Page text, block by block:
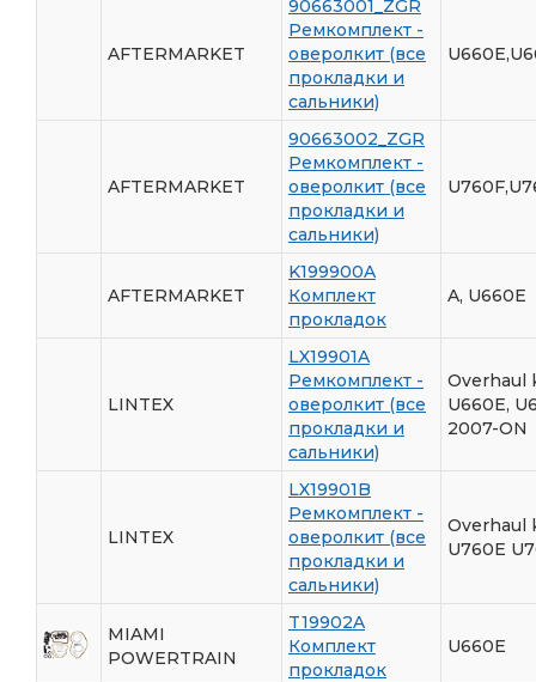
AFTERMARKET
90663001_ZGR
Ремкомплект -
оверолкит (все
прокладки и
сальники)
AFTERMARKET
90663002_ZGR
Ремкомплект -
оверолкит (все
прокладки и
сальники)
AFTERMARKET
K199900A
Комплект
прокладок
A, U660E
LINTEX
LX19901A
Ремкомплект -
оверолкит (все
прокладки и
сальники)
Overhaul
U660E,
2007-ON
LINTEX
LX19901B
Ремкомплект -
оверолкит (все
прокладки и
сальники)
Overhaul
U760E
MIAMI
POWERTRAIN
T19902A
Комплект
прокладок
U660E